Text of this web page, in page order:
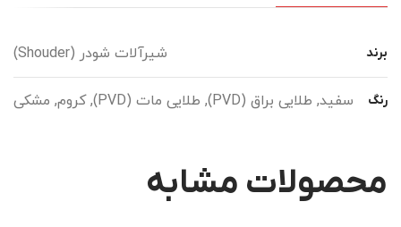
برند شیرآلات شودر (Shouder)
رنگ سفید, طلایی براق (PVD), طلایی مات (PVD), کروم, مشکی
محصولات مشابه